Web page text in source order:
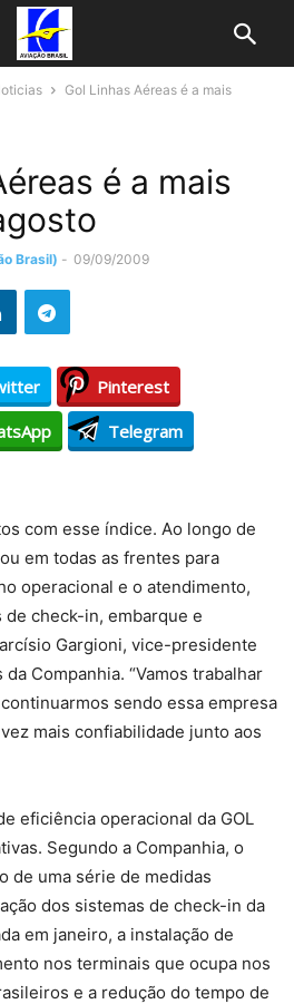
Gol Linhas Aéreas é a mais
é a mais
Brasil) - 09/09/2009
Pinterest
Telegram
com esse índice. Ao longo de
em todas as frentes para
operacional e o atendimento,
check-in, embarque e
Gargioni, vice-presidente
Companhia. “Vamos trabalhar
sendo essa empresa
mais confiabilidade junto aos
eficiência operacional da GOL
Segundo a Companhia, o
de uma série de medidas
dos sistemas de check-in da
em janeiro, a instalação de
nos terminais que ocupa nos
e a redução do tempo de